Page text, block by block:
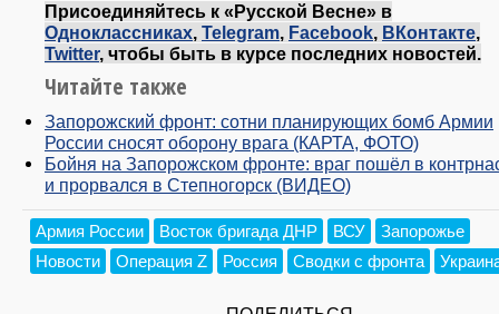
Присоединяйтесь к «Русской Весне» в
Одноклассниках, Telegram, Facebook, ВКонтакте,
Twitter, чтобы быть в курсе последних новостей.
Читайте также
Запорожский фронт: сотни планирующих бомб Армии
России сносят оборону врага (КАРТА, ФОТО)
Бойня на Запорожском фронте: враг пошёл в
и прорвался в Степногорск (ВИДЕО)
Армия России Восток бригада ДНР ВСУ
Запорожье
Новости
Операция Z Россия Сводки с фронта